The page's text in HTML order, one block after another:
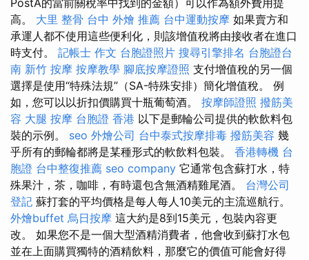
PostA的當前關稅率中找到的金額）可以作為額外費用提
高。 大里 整骨 台中 外燴 推薦 台中運動按摩 如果賣方和
承運人都不使用這些便利化，則該增值稅將由接收者在進口
時支付。 記帳士 作文 台胞證照片 搜尋引擎排名 台胞證台
南 新竹 按摩 按摩教學 腳底按摩證照 支付增值稅的另一個
選擇是使用“特殊法規”（SA-特殊安排）簡化增值稅。 例
如，您可以以折扣價購買十瓶葡萄酒。 按摩師證照 撥筋美
容 大腿 按摩 台胞證 香港 以下是郵輪公司提供的軟飲料包
裝的示例。 seo 外燴公司 台中泰式按摩排毒 撥筋美容 幾
乎所有的郵輪都將是某種形式的軟飲料包裝。 香港轉機 台
胞證 台中整復推薦 seo company 它通常包含蘇打水，特
殊果汁，茶，咖啡，有時還包含無酒精雞尾酒。 台灣公司
登記 蘇打套的平均價格是每人每人10美元的主流巡航行。
外燴buffet 烏日按摩 這大約是8到15美元，包裝內容更
改。 如果您不是一個大型酒精消費者，他會收到蘇打水包
並在上面購買獨特的酒精飲料，那麼它的價值可能會好得